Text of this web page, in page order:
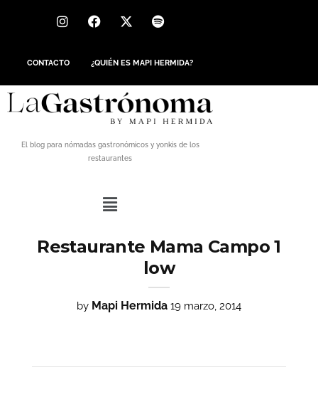
CONTACTO ¿QUIÉN ES MAPI HERMIDA?
El blog para nómadas gastronómicos y yonkis de los
restaurantes
Restaurante Mama Campo 1
low
by Mapi Hermida 19 marzo, 2014